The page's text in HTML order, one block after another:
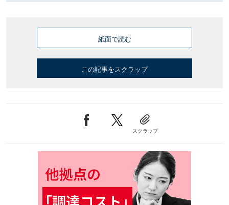
紙面で読む
この記事をスクラップ
スクラップ